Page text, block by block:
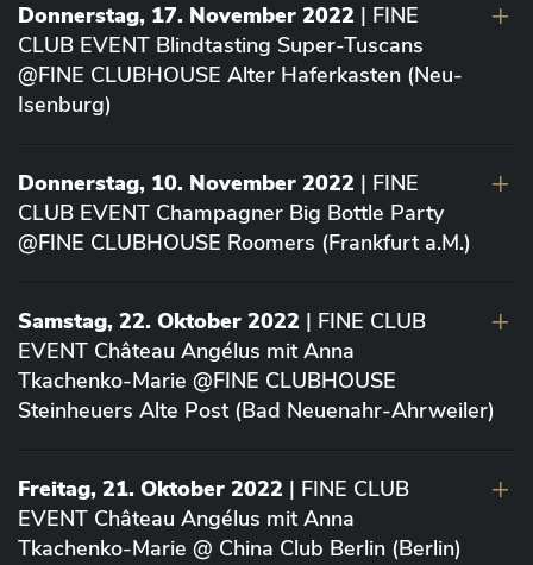
Donnerstag, 17. November 2022 | FINE
CLUB EVENT Blindtasting Super-Tuscans
@FINE CLUBHOUSE Alter Haferkasten (Neu-
Isenburg)
Donnerstag, 10. November 2022 | FINE
CLUB EVENT Champagner Big Bottle Party
@FINE CLUBHOUSE Roomers (Frankfurt a.M.)
Samstag, 22. Oktober 2022 | FINE CLUB
EVENT Château Angélus mit Anna
Tkachenko-Marie @FINE CLUBHOUSE
Steinheuers Alte Post (Bad Neuenahr-Ahrweiler)
Freitag, 21. Oktober 2022 | FINE CLUB
EVENT Château Angélus mit Anna
Tkachenko-Marie @ China Club Berlin (Berlin)